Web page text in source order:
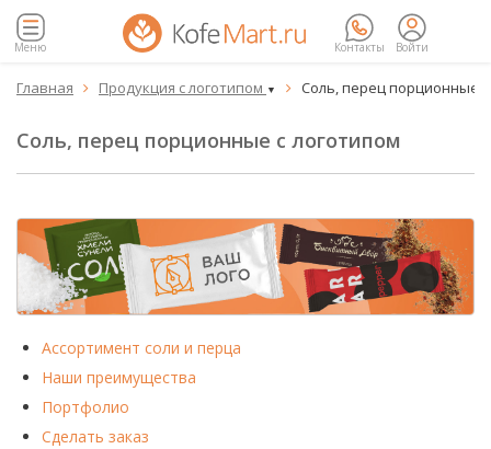
Меню Контакты Войти
Главная  Продукция с логотипом ▼  Соль, перец порционные
Соль, перец порционные с логотипом
Ассортимент соли и перца
Наши преимущества
Портфолио
Сделать заказ